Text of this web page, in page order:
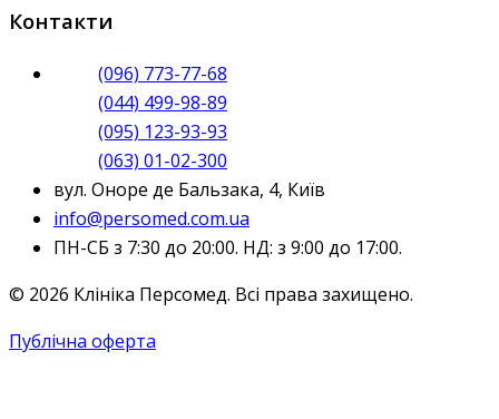
Контакти
(096) 773-77-68
(044) 499-98-89
(095) 123-93-93
(063) 01-02-300
вул. Оноре де Бальзака, 4, Київ
info@persomed.com.ua
ПН-СБ з 7:30 до 20:00. НД: з 9:00 до 17:00.
© 2026 Клініка Персомед. Всі права захищено.
Публічна оферта